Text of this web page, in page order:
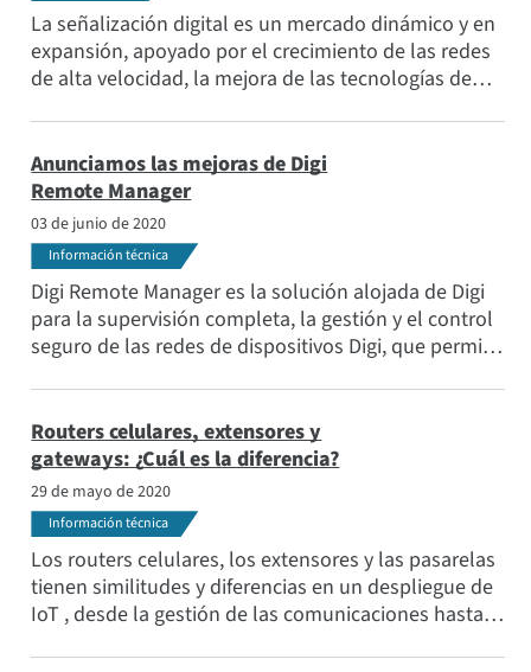
La señalización digital es un mercado dinámico y en
expansión, apoyado por el crecimiento de las redes
de alta velocidad, la mejora de las tecnologías de
este sector está en resolver los retos de velocidad,
fiabilidad y seguridad.
Anunciamos las mejoras de Digi
Remote Manager
03 de junio de 2020
Información técnica
Digi Remote Manager es la solución alojada de Digi
para la supervisión completa, la gestión y el control
seguro de las redes de dispositivos Digi, que permite
gestionar las actualizaciones de firmware con unos
pocos clics. La última versión de Digi RM incluye una
serie de funciones para facilitar su uso.
Routers celulares, extensores y
gateways: ¿Cuál es la diferencia?
29 de mayo de 2020
Información técnica
Los routers celulares, los extensores y las pasarelas
tienen similitudes y diferencias en un despliegue de
IoT , desde la gestión de las comunicaciones hasta